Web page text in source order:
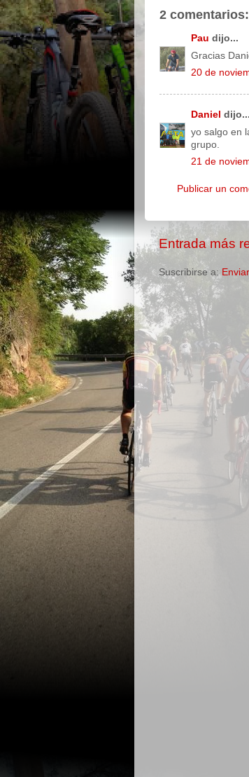
2 comentarios:
Pau dijo...
Gracias
20 de
Daniel dijo...
yo salgo en
grupo.
21 de
Publicar un
Entrada más
Suscribirse a: